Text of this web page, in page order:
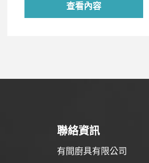
查看內容
聯絡資訊
有間廚具有限公司